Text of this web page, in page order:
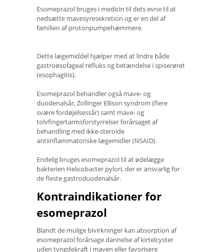
Esomeprazol bruges i medicin til dets evne til at
nedsætte mavesyresekretion og er en del af
familien af ​​protonpumpehæmmere.
Dette lægemiddel hjælper med at lindre både
gastroøsofageal refluks og betændelse i spiserøret
(esophagitis).
Esomeprazol behandler også mave- og
duodenalsår, Zollinger Ellison syndrom (flere
svære fordøjelsessår) samt mave- og
tolvfingertarmsforstyrrelser forårsaget af
behandling med ikke-steroide
antiinflammatoriske lægemidler (NSAID).
Endelig bruges esomeprazol til at ødelægge
bakterien Helicobacter pylori, der er ansvarlig for
de fleste gastroduodenalsår.
Kontraindikationer for
esomeprazol
Blandt de mulige bivirkninger kan absorption af
esomeprazol forårsage dannelse af kirtelcyster
uden tyngdekraft i maven eller favorisere